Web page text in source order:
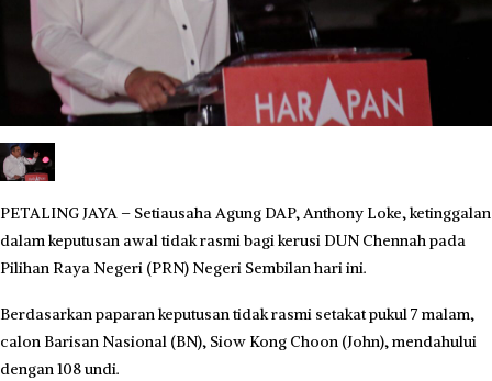
PETALING JAYA – Setiausaha Agung DAP, Anthony Loke, ketinggalan
dalam keputusan awal tidak rasmi bagi kerusi DUN Chennah pada
Pilihan Raya Negeri (PRN) Negeri Sembilan hari ini.
Berdasarkan paparan keputusan tidak rasmi setakat pukul 7 malam,
calon Barisan Nasional (BN), Siow Kong Choon (John), mendahului
dengan 108 undi.